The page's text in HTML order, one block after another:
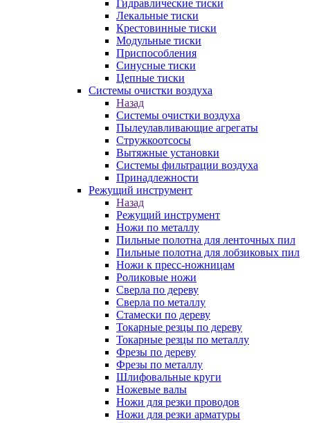
Гидравлические тиски
Лекальные тиски
Крестовинные тиски
Модульные тиски
Приспособления
Синусные тиски
Цепные тиски
Системы очистки воздуха
Назад
Системы очистки воздуха
Пылеулавливающие агрегаты
Стружкоотсосы
Вытяжные установки
Системы фильтрации воздуха
Принадлежности
Режущий инструмент
Назад
Режущий инструмент
Ножи по металлу
Пильные полотна для ленточных пил
Пильные полотна для лобзиковых пил
Ножи к пресс-ножницам
Роликовые ножи
Сверла по дереву
Сверла по металлу
Стамески по дереву
Токарные резцы по дереву
Токарные резцы по металлу
Фрезы по дереву
Фрезы по металлу
Шлифовальные круги
Ножевые валы
Ножи для резки проводов
Ножи для резки арматуры